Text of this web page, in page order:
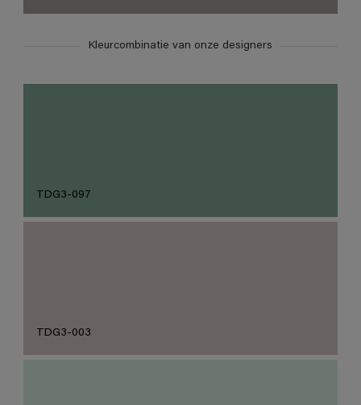
Kleurcombinatie van onze designers
TDG3-097
TDG3-003